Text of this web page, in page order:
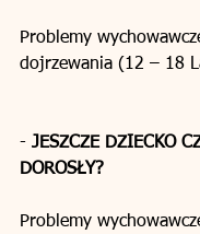
Problemy
dojrzewania (12 – 18
- JESZCZE DZIECKO
DOROSŁY?
Problemy